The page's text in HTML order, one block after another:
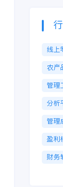
线上
农产
管理
分析
管理
盈利
财务